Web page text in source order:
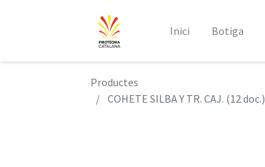
Inici Botiga
Productes
COHETE SILBA Y TR. CAJ. (12 doc.)